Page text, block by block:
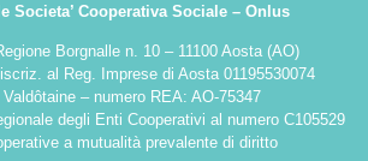
Societa’ Cooperativa Sociale – Onlus
Borgnalle n. 10 – 11100 Aosta (AO)
al Reg. Imprese di Aosta 01195530074
– numero REA: AO-75347
degli Enti Cooperativi al numero C105529
a mutualità prevalente di diritto